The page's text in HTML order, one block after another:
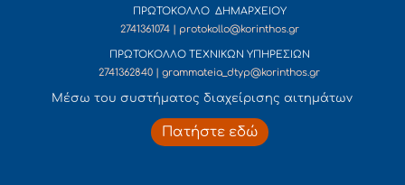
ΠΡΩΤΟΚΟΛΛΟ ΔΗΜΑΡΧΕΙΟΥ
2741361074 | protokollo@korinthos.gr
ΠΡΩΤΟΚΟΛΛΟ ΤΕΧΝΙΚΩΝ ΥΠΗΡΕΣΙΩΝ
2741362840 | grammateia_dtyp@korinthos.gr
Mέσω του συστήματος διαχείρισης αιτημάτων
Πατήστε εδώ